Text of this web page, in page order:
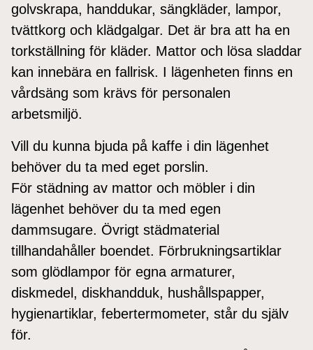
golvskrapa, handdukar, sängkläder, lampor,
tvättkorg och klädgalgar. Det är bra att ha en
torkställning för kläder. Mattor och lösa sladdar
kan innebära en fallrisk. I lägenheten finns en
vårdsäng som krävs för personalen
arbetsmiljö.
Vill du kunna bjuda på kaffe i din lägenhet
behöver du ta med eget porslin.
För städning av mattor och möbler i din
lägenhet behöver du ta med egen
dammsugare. Övrigt städmaterial
tillhandahåller boendet. Förbrukningsartiklar
som glödlampor för egna armaturer,
diskmedel, diskhandduk, hushållspapper,
hygienartiklar, febertermometer, står du själv
för.